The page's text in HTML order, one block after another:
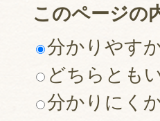
このページの
分かりやす
どちらとも
分かりにく